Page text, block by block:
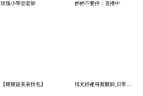
玫瑰小學堂老師 婷婷不要停：直播中
【耀耀超美表情包】